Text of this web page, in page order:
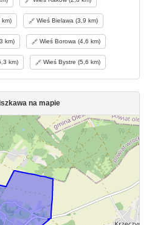
km) Wieś Bielawa (3,9 km)
km) Wieś Borowa (4,6 km)
km) Wieś Bystre (5,6 km)
na mapie